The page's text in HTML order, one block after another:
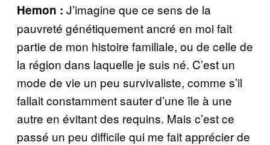
Hemon : J’imagine que ce sens de la
pauvreté génétiquement ancré en moi fait
partie de mon histoire familiale, ou de celle de
la région dans laquelle je suis né. C’est un
mode de vie un peu survivaliste, comme s’il
fallait constamment sauter d’une île à une
autre en évitant des requins. Mais c’est ce
passé un peu difficile qui me fait apprécier de